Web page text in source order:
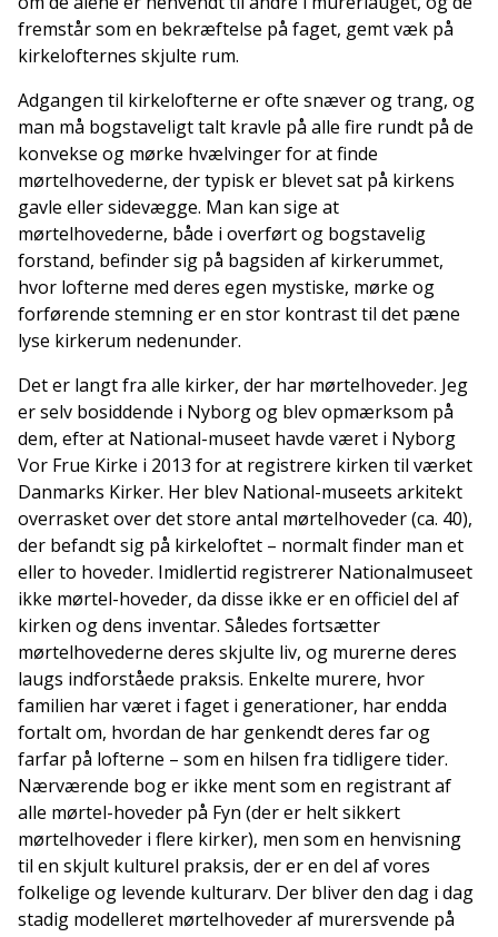
fremstår som en bekræftelse på faget, gemt væk på
kirkelofternes skjulte rum.
Adgangen til kirkelofterne er ofte snæver og trang, og
man må bogstaveligt talt kravle på alle fire rundt på de
konvekse og mørke hvælvinger for at finde
mørtelhovederne, der typisk er blevet sat på kirkens
gavle eller sidevægge. Man kan sige at
mørtelhovederne, både i overført og bogstavelig
forstand, befinder sig på bagsiden af kirkerummet,
hvor lofterne med deres egen mystiske, mørke og
forførende stemning er en stor kontrast til det pæne
lyse kirkerum nedenunder.
Det er langt fra alle kirker, der har mørtelhoveder. Jeg
er selv bosiddende i Nyborg og blev opmærksom på
dem, efter at National-museet havde været i Nyborg
Vor Frue Kirke i 2013 for at registrere kirken til værket
Danmarks Kirker. Her blev National-museets arkitekt
overrasket over det store antal mørtelhoveder (ca. 40),
der befandt sig på kirkeloftet – normalt finder man et
eller to hoveder. Imidlertid registrerer Nationalmuseet
ikke mørtel-hoveder, da disse ikke er en officiel del af
kirken og dens inventar. Således fortsætter
mørtelhovederne deres skjulte liv, og murerne deres
laugs indforståede praksis. Enkelte murere, hvor
familien har været i faget i generationer, har endda
fortalt om, hvordan de har genkendt deres far og
farfar på lofterne – som en hilsen fra tidligere tider.
Nærværende bog er ikke ment som en registrant af
alle mørtel-hoveder på Fyn (der er helt sikkert
mørtelhoveder i flere kirker), men som en henvisning
til en skjult kulturel praksis, der er en del af vores
folkelige og levende kulturarv. Der bliver den dag i dag
stadig modelleret mørtelhoveder af murersvende på